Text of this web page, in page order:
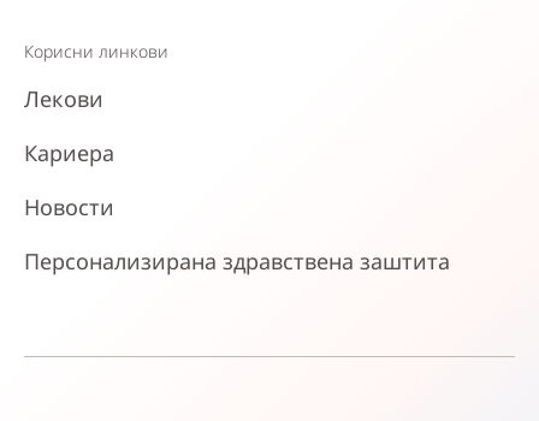
Корисни линкови
Лекови
Кариера
Новости
Персонализирана здравствена заштита